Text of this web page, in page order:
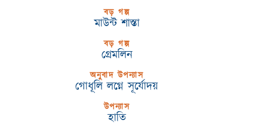
বড় গল্প
মাউন্ট শাস্তা
বড় গল্প
গ্রেমলিন
অনুবাদ উপন্যাস
গোধূলি লগ্নে সূর্যোদয়
উপন্যাস
হাতি